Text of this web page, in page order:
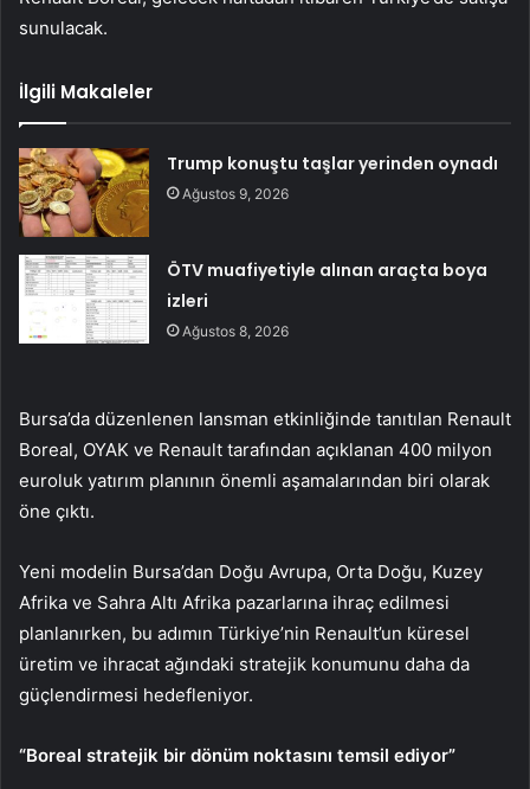
sunulacak.
İlgili Makaleler
Trump konuştu taşlar yerinden oynadı
Ağustos 9, 2026
ÖTV muafiyetiyle alınan araçta boya
izleri
Ağustos 8, 2026
Bursa’da düzenlenen lansman etkinliğinde tanıtılan Renault
Boreal, OYAK ve Renault tarafından açıklanan 400 milyon
euroluk yatırım planının önemli aşamalarından biri olarak
öne çıktı.
Yeni modelin Bursa’dan Doğu Avrupa, Orta Doğu, Kuzey
Afrika ve Sahra Altı Afrika pazarlarına ihraç edilmesi
planlanırken, bu adımın Türkiye’nin Renault’un küresel
üretim ve ihracat ağındaki stratejik konumunu daha da
güçlendirmesi hedefleniyor.
“Boreal stratejik bir dönüm noktasını temsil ediyor”